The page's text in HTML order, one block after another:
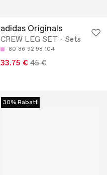
adidas Originals
CREW LEG SET - Sets
80 86 92 98 104
33.75 € 45 €
30% Rabatt